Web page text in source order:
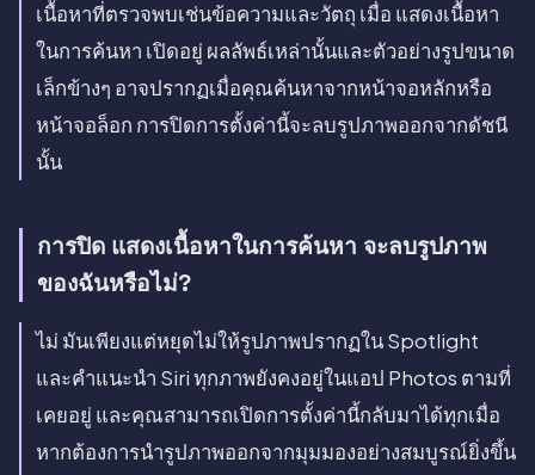
เนื้อหาที่ตรวจพบเช่นข้อความและวัตถุ เมื่อ แสดงเนื้อหา
ในการค้นหา เปิดอยู่ ผลลัพธ์เหล่านั้นและตัวอย่างรูปขนาด
เล็กข้างๆ อาจปรากฏเมื่อคุณค้นหาจากหน้าจอหลักหรือ
หน้าจอล็อก การปิดการตั้งค่านี้จะลบรูปภาพออกจากดัชนี
นั้น
การปิด แสดงเนื้อหาในการค้นหา จะลบรูปภาพ
ของฉันหรือไม่?
ไม่ มันเพียงแต่หยุดไม่ให้รูปภาพปรากฏใน Spotlight
และคำแนะนำ Siri ทุกภาพยังคงอยู่ในแอป Photos ตามที่
เคยอยู่ และคุณสามารถเปิดการตั้งค่านี้กลับมาได้ทุกเมื่อ
หากต้องการนำรูปภาพออกจากมุมมองอย่างสมบูรณ์ยิ่งขึ้น